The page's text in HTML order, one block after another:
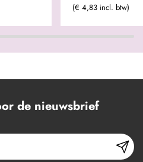
(€ 4,83 incl. btw)
de nieuwsbrief